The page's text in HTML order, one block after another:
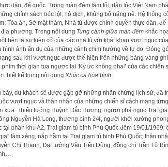
dân, đế quốc. Trong màn đêm tăm tối, dân tộc Việt Nam
chính sách bóc lột, nô dịch, khủng bố nặng nề. Hệ thống
Tòa án, Sở mật thám, Nhà tù được chính quyền thực dân, đế
phương. Trong nội dung Tung cánh giữa màn đêmkhắc
bên là sự kiên cố của các nhà tù với khát khao vượt ngục
hình ảnh ẩn dụ của những cánh chim hướng về tự do. Đóng
sau khi vượt ngục được thể hiện trên những bảng vàng ghi
thời gian tua ngược lại ‘Ký ức không phai’ của các chiến
thiết kế trong nội dung Khúc ca hòa bình.
bày, du khách sẽ được gặp gỡ những nhân chứng lịch sử, đã
vượt ngục và thân nhân của những chiến sĩ cách mạng
xưa: Thiếu tướng Huỳnh Đắc Hương, người phá ngục Trại
Nguyễn Hà Long, thương binh 2/4, người khởi xướng
tại phân khu A2, Trại giam tù binh Phú Quốc đêm 19/01/1969;
làm xẻng, nắp hầm tại Trại giam tù binh Phú Quốc; thân
Chí Thanh, Đại tướng Văn Tiến Dũng, đồng chí Trần Tử